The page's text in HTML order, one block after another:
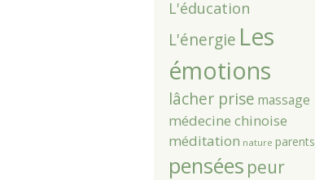
L'éducation
L'énergie Les
émotions
lâcher prise massage
médecine chinoise
méditation nature parents
pensées peur